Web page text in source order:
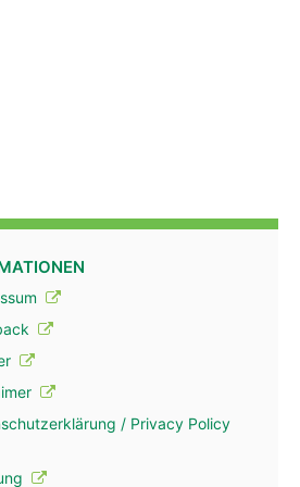
/ Privacy Policy